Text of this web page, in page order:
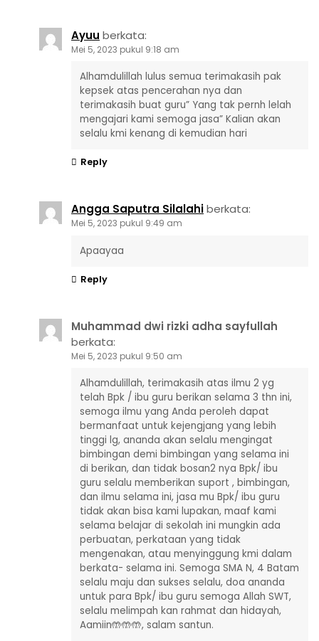
Ayuu berkata:
Mei 5, 2023 pukul 9:18 am
Alhamdulillah lulus semua terimakasih pak
kepsek atas pencerahan nya dan
terimakasih buat guru” Yang tak pernh lelah
mengajari kami semoga jasa” Kalian akan
selalu kmi kenang di kemudian hari
Reply
Angga Saputra Silalahiberkata:
Mei 5, 2023 pukul 9:49 am
Apaayaa
Reply
Muhammad dwi rizki adha sayfullah
berkata:
Mei 5, 2023 pukul 9:50 am
Alhamdulillah, terimakasih atas ilmu 2 yg
telah Bpk / ibu guru berikan selama 3 thn ini,
semoga ilmu yang Anda peroleh dapat
bermanfaat untuk kejengjang yang lebih
tinggi lg, ananda akan selalu mengingat
bimbingan demi bimbingan yang selama ini
di berikan, dan tidak bosan2 nya Bpk/ ibu
guru selalu memberikan suport , bimbingan,
dan ilmu selama ini, jasa mu Bpk/ ibu guru
tidak akan bisa kami lupakan, maaf kami
selama belajar di sekolah ini mungkin ada
perbuatan, perkataan yang tidak
mengenakan, atau menyinggung kmi dalam
berkata- selama ini. Semoga SMA N, 4 Batam
selalu maju dan sukses selalu, doa ananda
untuk para Bpk/ ibu guru semoga Allah SWT,
selalu melimpah kan rahmat dan hidayah,
Aamiin🤲🤲🤲, salam santun.